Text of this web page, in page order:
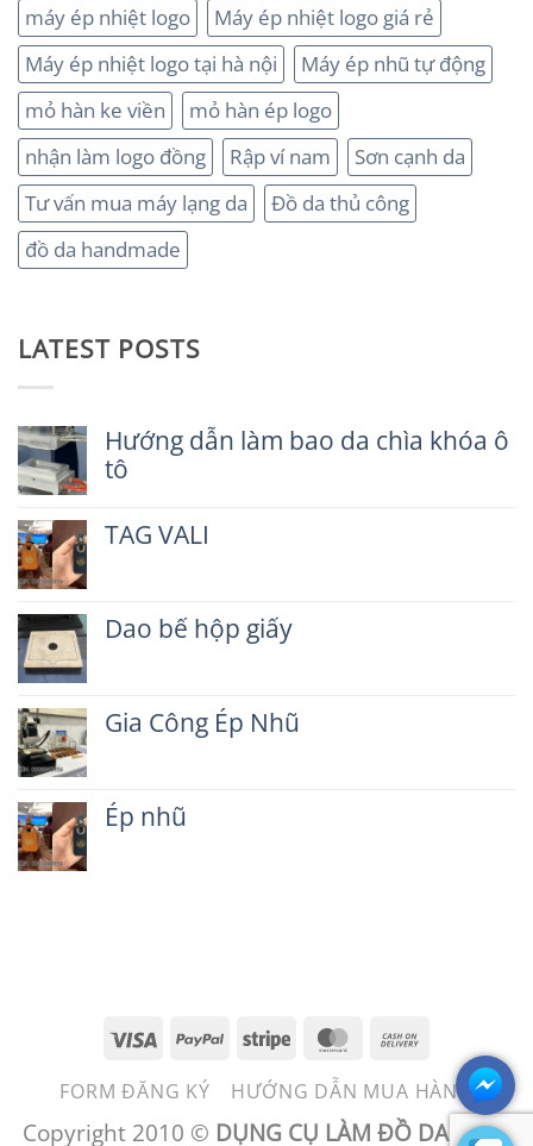
máy ép nhiệt logo
Máy ép nhiệt logo giá rẻ
Máy ép nhiệt logo tại hà nội
Máy ép nhũ tự động
mỏ hàn ke viền
mỏ hàn ép logo
nhận làm logo đồng
Rập ví nam
Sơn cạnh da
Tư vấn mua máy lạng da
Đồ da thủ công
đồ da handmade
LATEST POSTS
Hướng dẫn làm bao da chìa khóa ô
tô
bình
dẫn
làm
khóa
ô
TAG VALI
luận
ở
Dao bế hộp giấy
luận
ở
hộp
giấy
Gia Công Ép Nhũ
luận
ở
Ép nhũ
Visa PayPalStripe MasterCard
On
Delivery
FORM ĐĂNG KÝ HƯỚNG DẪN MUA HÀNG
Copyright 2010 © DỤNG CỤ LÀM ĐỒ DA - BEN